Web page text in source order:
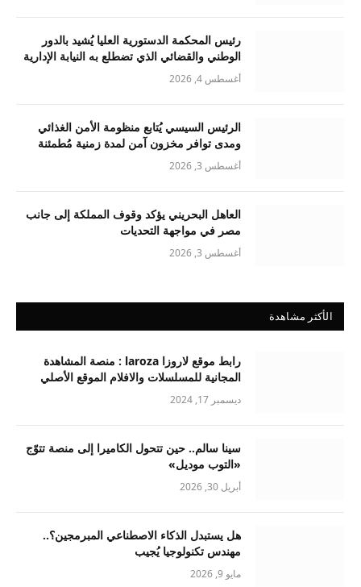
رئيس المحكمة الدستورية العليا يُشيد بالدور
الوطني والقضائي الذي تضطلع به النيابة الإدارية
أغسطس 4, 2026
الرئيس السيسي يُتابع منظومة الأمن الغذائي
ومدى توافر مخزون آمن لمدة زمنية مُطمئنة
أغسطس 3, 2026
العاهل البحريني يؤكد وقوف المملكة إلى جانب
مصر في مواجهة التحديات
أغسطس 3, 2026
الأكثر مشاهدة
رابط موقع لاروزا laroza : منصة المشاهدة
المجانية للمسلسلات والافلام الموقع الأصلي
ديسمبر 17, 2024
سينا سالم.. حين تتحول الكاميرا إلى منصة تتوّج
«التوب موديل»
أبريل 30, 2026
هل يستبدل الذكاء الاصطناعي المبرمجين؟..
مهندس تكنولوجيا يُجيب
مايو 9, 2026